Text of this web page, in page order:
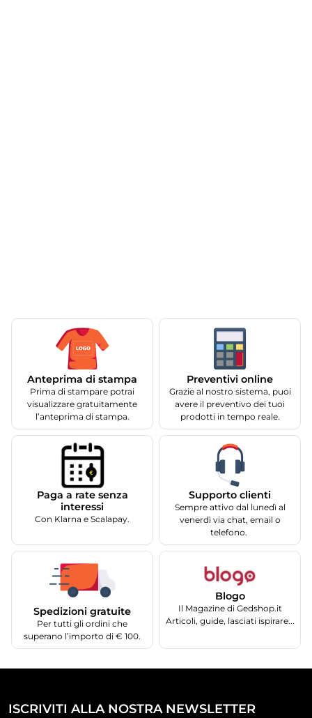
Anteprima di stampa
Prima di stampare potrai
visualizzare gratuitamente
l’anteprima di stampa.
Preventivi online
Grazie al nostro sistema, puoi
avere il preventivo dei tuoi
prodotti in tempo reale.
Paga a rate senza
interessi
Con Klarna e Scalapay.
Supporto clienti
Sempre attivo dal lunedì al
venerdì via chat, email o
telefono.
Spedizioni gratuite
Per tutti gli ordini che
superano l’importo di € 100.
Blogo
Il Magazine di Gedshop.it
Articoli, guide, lasciati ispirare...
ISCRIVITI ALLA NOSTRA NEWSLETTER